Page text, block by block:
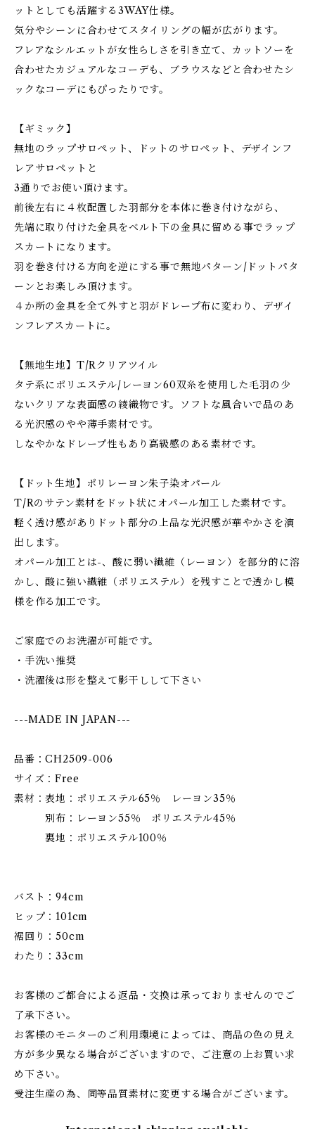
ットとしても活躍する3WAY仕様。
気分やシーンに合わせてスタイリングの幅が広がります。
フレアなシルエットが女性らしさを引き立て、カットソーを
合わせたカジュアルなコーデも、ブラウスなどと合わせたシ
ックなコーデにもぴったりです。
【ギミック】
無地のラップサロペット、ドットのサロペット、デザインフ
レアサロペットと
3通りでお使い頂けます。
前後左右に４枚配置した羽部分を本体に巻き付けながら、
先端に取り付けた金具をベルト下の金具に留める事でラップ
スカートになります。
羽を巻き付ける方向を逆にする事で無地パターン/ドットパタ
ーンとお楽しみ頂けます。
４か所の金具を全て外すと羽がドレープ布に変わり、デザイ
ンフレアスカートに。
【無地生地】T/Rクリアツイル
タテ系にポリエステル/レーヨン60双糸を使用した毛羽の少
ないクリアな表面感の綾織物です。ソフトな風合いで品のあ
る光沢感のやや薄手素材です。
しなやかなドレープ性もあり高級感のある素材です。
【ドット生地】ポリレーヨン朱子染オパール
T/Rのサテン素材をドット状にオパール加工した素材です。
軽く透け感がありドット部分の上品な光沢感が華やかさを演
出します。
オパール加工とは-、酸に弱い繊維（レーヨン）を部分的に溶
かし、酸に強い繊維（ポリエステル）を残すことで透かし模
様を作る加工です。
ご家庭でのお洗濯が可能です。
・手洗い推奨
・洗濯後は形を整えて影干しして下さい
---MADE IN JAPAN---
品番：CH2509-006
サイズ：Free
素材：表地：ポリエステル65％ レーヨン35％
別布：レーヨン55％ ポリエステル45％
裏地：ポリエステル100％
バスト：94cm
ヒップ：101cm
裾回り：50cm
わたり：33cm
お客様のご都合による返品・交換は承っておりませんのでご
了承下さい。
お客様のモニターのご利用環境によっては、商品の色の見え
方が多少異なる場合がございますので、ご注意の上お買い求
め下さい。
受注生産の為、同等品質素材に変更する場合がございます。